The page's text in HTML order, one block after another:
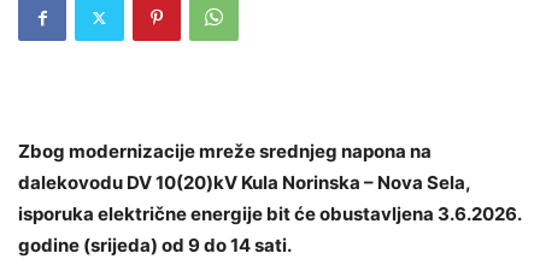
Zbog modernizacije mreže srednjeg napona na
dalekovodu DV 10(20)kV Kula Norinska – Nova Sela,
isporuka električne energije bit će obustavljena 3.6.2026.
godine (srijeda) od 9 do 14 sati.